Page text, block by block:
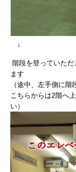
↓
階段を登っていた
ます
（途中、左手側に階
こちらからは2階へ
い）